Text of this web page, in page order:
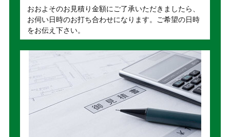
おおよそのお見積り金額にご了承いただきましたら、
お伺い日時のお打ち合わせになります。ご希望の日時
をお伝え下さい。